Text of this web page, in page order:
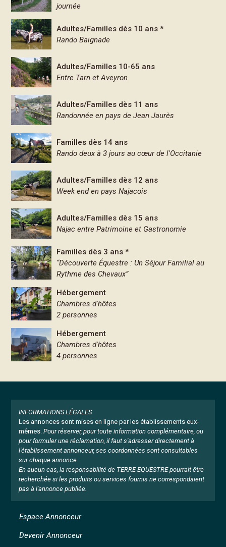
journée
Adultes/Familles dès 10 ans *
Rando Baignade
Adultes/Familles 10-65 ans
Entre Tarn et Aveyron
Adultes/Familles dès 11 ans
Randonnée en pays de Jean Jaurès
Familles dès 14 ans
Rando deux à 3 jours au cœur de l'Occitanie
Adultes/Familles dès 12 ans
Week end en pays Najacois
Adultes/Familles dès 15 ans
Najac entre Patrimoine et Gastronomie
Familles dès 3 ans *
“Découverte Équestre : Un Séjour Familial au
Rythme des Chevaux”
Hébergement
Chambres d'hôtes
2 personnes
Hébergement
Chambres d'hôtes
4 personnes
INFORMATIONS LÉGALES
Les annonces sont mises en ligne par les établissements eux-
mêmes. Pour réserver, pour toute information complémentaire, ou
pour formuler une réclamation, il faut s'adresser directement à
l'établissement annonceur, ses coordonnées sont consultables
sur chaque annonce.
En aucun cas, la responsabilité de TERRE-EQUESTRE pourrait être
recherchée si les produits ou services fournis ne correspondaient
pas à l'annonce publiée.
Espace Annonceur
Devenir Annonceur